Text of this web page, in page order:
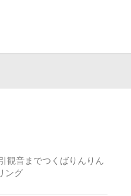
観音までつくばりんりん
ング